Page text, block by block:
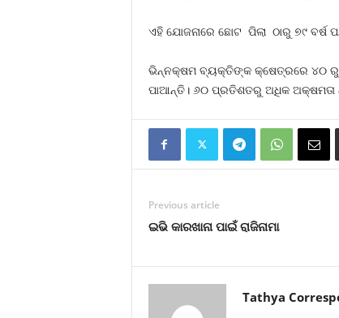
ଏହି ଯୋଜନାରେ ଛୋଟ ପିଲା ଠାରୁ ୭୯ ବର୍ଷ
ଭିନ୍ନକ୍ଷମ ବ୍ୟକ୍ତିଙ୍କ କ୍ଷେତ୍ରରେ ୪୦ ରୁ
ପାଆନ୍ତି। ୬୦ ପ୍ରତିଶତରୁ ଅଧିକ ଅକ୍ଷମତା
Previous article
ଇଭି କାରଖାନା ପାଇଁ ରାଜିନାମା
Tathya